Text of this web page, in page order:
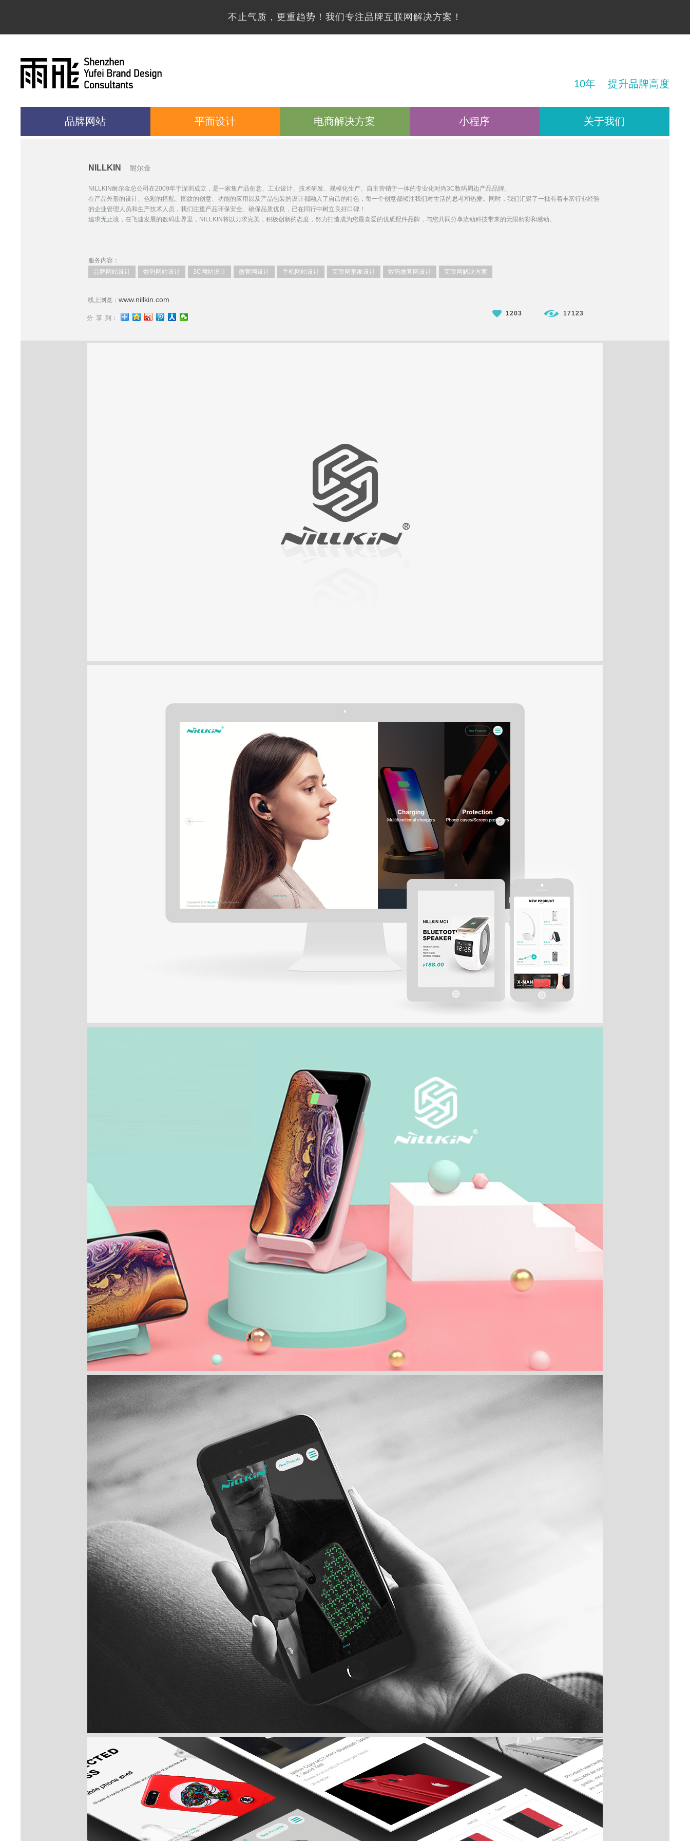
不止气质，更重趋势！我们专注品牌互联网解决方案！
10年 提升品牌高度
品牌网站 平面设计 电商解决方案 小程序 关于我们
NILLKIN 耐尔金
NILLKIN耐尔金总公司在2009年于深圳成立，是一家集产品创意、工业设计、技术研发、规模化生产、自主营销于一体的专业化时尚3C数码周边产品品牌。
在产品外形的设计、色彩的搭配、图纹的创意、功能的应用以及产品包装的设计都融入了自己的特色，每一个创意都倾注我们对生活的思考和热爱。同时，我们汇聚了一批有着丰富行业经验
的企业管理人员和生产技术人员，我们注重产品环保安全、确保品质优良，已在同行中树立良好口碑！
追求无止境，在飞速发展的数码世界里，NILLKIN将以力求完美，积极创新的态度，努力打造成为您最喜爱的优质配件品牌，与您共同分享流动科技带来的无限精彩和感动。
服务内容：
品牌网站设计
数码网站设计 3C网站设计 微官网设计 手机网站设计 互联网形象设计 数码微官网设计 互联网解决方案
线上浏览： www.nillkin.com
分 享 到：
1203 17123